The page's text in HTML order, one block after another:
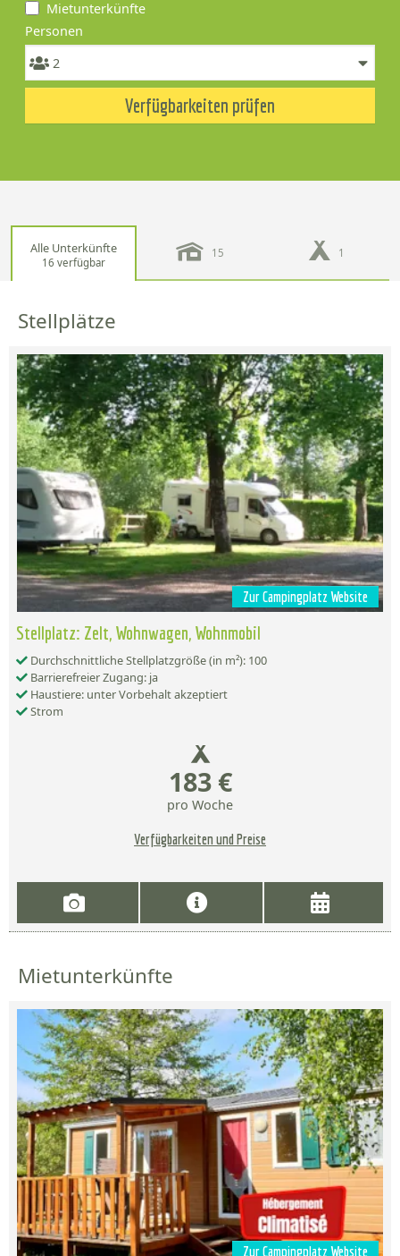
Mietunterkünfte
Personen
Verfügbarkeiten prüfen
Alle Unterkünfte
16 verfügbar
15 1
Stellplätze
Zur Campingplatz Website
Stellplatz: Zelt, Wohnwagen, Wohnmobil
Durchschnittliche Stellplatzgröße (in m²): 100
Barrierefreier Zugang: ja
Haustiere: unter Vorbehalt akzeptiert
Strom
183 €
pro Woche
Verfügbarkeiten und Preise
Mietunterkünfte
Zur Campingplatz Website